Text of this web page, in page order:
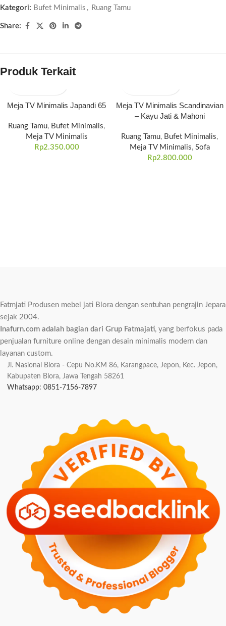
Kategori: Bufet Minimalis , Ruang Tamu
Share:
Produk Terkait
Meja TV Minimalis Japandi 65
Ruang Tamu, Bufet Minimalis,
Meja TV Minimalis
Rp2.350.000
Meja TV Minimalis Scandinavian
– Kayu Jati & Mahoni
Ruang Tamu, Bufet Minimalis,
Meja TV Minimalis, Sofa
Rp2.800.000
Fatmjati Produsen mebel jati Blora dengan sentuhan pengrajin Jepara
sejak 2004.
Inafurn.com adalah bagian dari Grup Fatmajati, yang berfokus pada
penjualan furniture online dengan desain minimalis modern dan
layanan custom.
Jl. Nasional Blora - Cepu No.KM 86, Karangpace, Jepon, Kec. Jepon,
Kabupaten Blora, Jawa Tengah 58261
Whatsapp: 0851-7156-7897